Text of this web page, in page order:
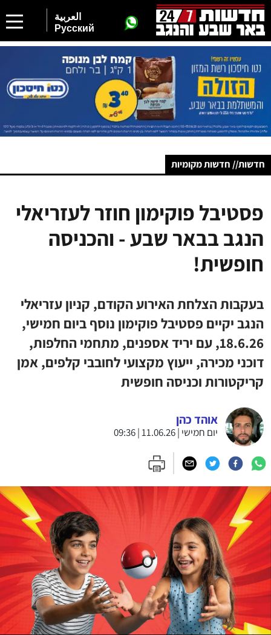
العربية
Русский
חדשות// חדשות מקומיות
פסטיבל פוקימון חוזר לעזריאלי
הנגב בבאר שבע - והכניסה
חופשית!
בעקבות הצלחת האירוע הקודם, קניון עזריאלי
הנגב יקיים פסטיבל פוקימון נוסף ביום חמישי,
18.6.26, עם יריד אספנים, מתחמי החלפות,
דוכני מכירה, ייעוץ מקצועי לחובבי קלפים, אמן
קריקטורות וכניסה חופשית
אוהד כהן
יום חמישי | 11.06.26 | 09:36